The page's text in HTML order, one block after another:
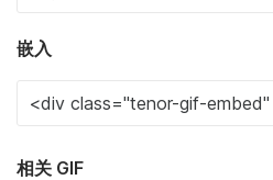
嵌入
相关 GIF